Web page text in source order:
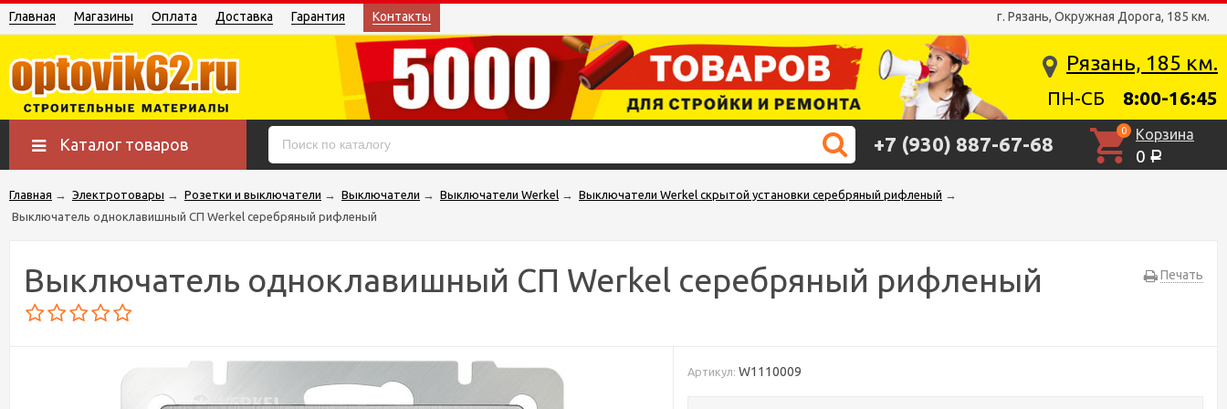
г. Рязань, Окружная Дорога, 185 км.
Главная Магазины Оплата Доставка Гарантия Контакты
Рязань, 185 км.
ПН-СБ 8:00-16:45
Каталог товаров +7 (930) 887-67-68
0 Корзина
0 Р
Главная → Электротовары → Розетки и выключатели → Выключатели → Выключатели Werkel → Выключатели Werkel скрытой установки серебряный рифленый →
Выключатель одноклавишный СП Werkel серебряный рифленый
Печать
Выключатель одноклавишный СП Werkel серебряный рифленый
Артикул: W1110009